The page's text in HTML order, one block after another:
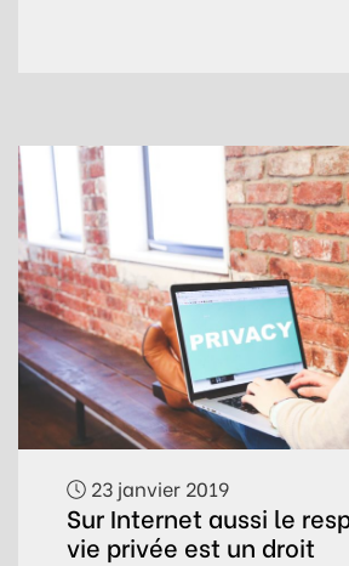
23 janvier 2019
Sur Internet aussi le
vie privée est un droit